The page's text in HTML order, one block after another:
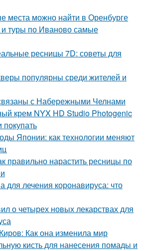
места можно найти в Оренбурге
и туры по Иваново самые
ресницы 7D: советы для
популярны среди жителей и
с Набережными Челнами
крем NYX HD Studio Photogenic
покупать
Японии: как технологии меняют
правильно нарастить ресницы по
для лечения коронавируса: что
о четырех новых лекарствах для
Как она изменила мир
кисть для нанесения помады и